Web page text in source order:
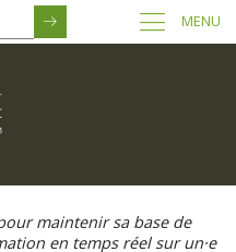
MENU
maintenir sa base de
en temps réel sur un·e